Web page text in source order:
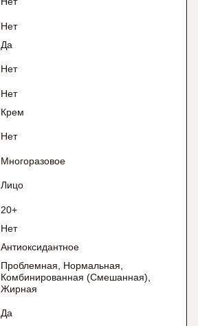
Нет
Да
Нет
Нет
Крем
Нет
Многоразовое
Лицо
20+
Нет
Антиоксидантное
Проблемная, Нормальная,
Комбинированная (Смешанная),
Жирная
Да